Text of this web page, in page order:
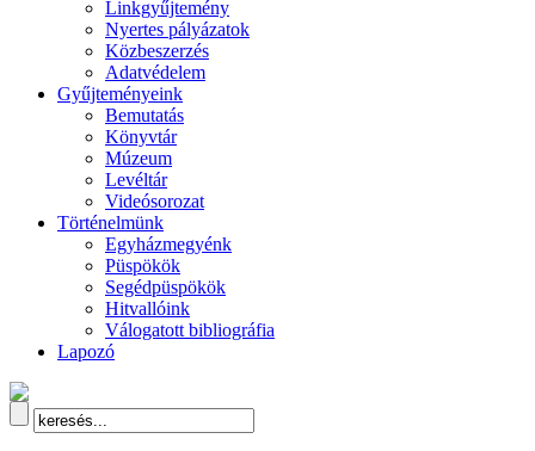
Linkgyűjtemény
Nyertes pályázatok
Közbeszerzés
Adatvédelem
Gyűjteményeink
Bemutatás
Könyvtár
Múzeum
Levéltár
Videósorozat
Történelmünk
Egyházmegyénk
Püspökök
Segédpüspökök
Hitvallóink
Válogatott bibliográfia
Lapozó